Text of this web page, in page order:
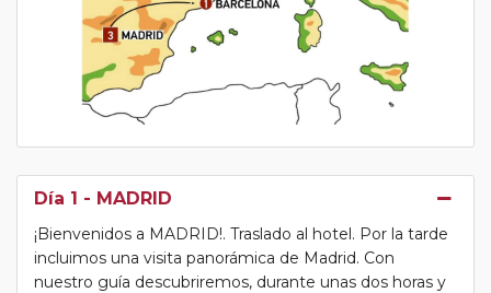
Día 1 - MADRID
¡Bienvenidos a MADRID!. Traslado al hotel. Por la tarde
incluimos una visita panorámica de Madrid. Con
nuestro guía descubriremos, durante unas dos horas y